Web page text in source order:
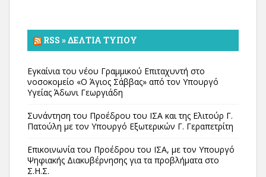
RSS » ΔΕΛΤΊΑ ΤΎΠΟΥ
Εγκαίνια του νέου Γραμμικού Επιταχυντή στο
νοσοκομείο «Ο Άγιος Σάββας» από τον Υπουργό
Υγείας Άδωνι Γεωργιάδη
Συνάντηση του Προέδρου του ΙΣΑ και της Ελιτούρ Γ.
Πατούλη με τον Υπουργό Εξωτερικών Γ. Γεραπετρίτη
Επικοινωνία του Προέδρου του ΙΣΑ, με τον Υπουργό
Ψηφιακής Διακυβέρνησης για τα προβλήματα στο
Σ.Η.Σ.